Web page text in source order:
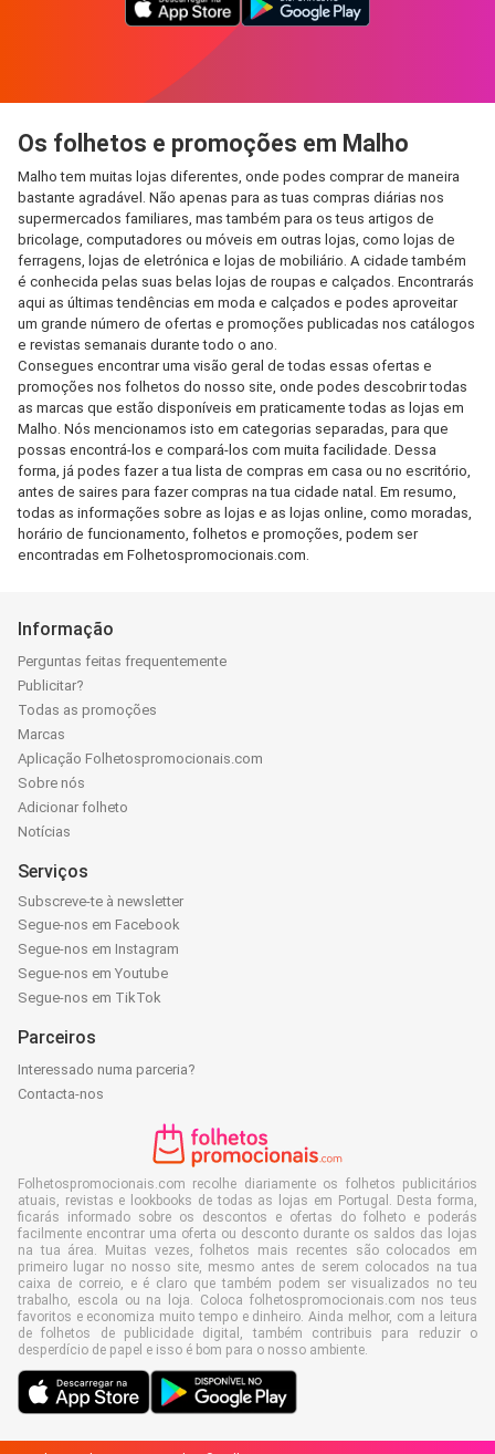
Os folhetos e promoções em Malho
Malho tem muitas lojas diferentes, onde podes comprar de maneira
bastante agradável. Não apenas para as tuas compras diárias nos
supermercados familiares, mas também para os teus artigos de
bricolage, computadores ou móveis em outras lojas, como lojas de
ferragens, lojas de eletrónica e lojas de mobiliário. A cidade também
é conhecida pelas suas belas lojas de roupas e calçados. Encontrarás
aqui as últimas tendências em moda e calçados e podes aproveitar
um grande número de ofertas e promoções publicadas nos catálogos
e revistas semanais durante todo o ano.
Consegues encontrar uma visão geral de todas essas ofertas e
promoções nos folhetos do nosso site, onde podes descobrir todas
as marcas que estão disponíveis em praticamente todas as lojas em
Malho. Nós mencionamos isto em categorias separadas, para que
possas encontrá-los e compará-los com muita facilidade. Dessa
forma, já podes fazer a tua lista de compras em casa ou no escritório,
antes de saires para fazer compras na tua cidade natal. Em resumo,
todas as informações sobre as lojas e as lojas online, como moradas,
horário de funcionamento, folhetos e promoções, podem ser
encontradas em Folhetospromocionais.com.
Informação
Perguntas feitas frequentemente
Publicitar?
Todas as promoções
Marcas
Aplicação Folhetospromocionais.com
Sobre nós
Adicionar folheto
Notícias
Serviços
Subscreve-te à newsletter
Segue-nos em Facebook
Segue-nos em Instagram
Segue-nos em Youtube
Segue-nos em TikTok
Parceiros
Interessado numa parceria?
Contacta-nos
Folhetospromocionais.com recolhe diariamente os folhetos publicitários
atuais, revistas e lookbooks de todas as lojas em Portugal. Desta forma,
ficarás informado sobre os descontos e ofertas do folheto e poderás
facilmente encontrar uma oferta ou desconto durante os saldos das lojas
na tua área. Muitas vezes, folhetos mais recentes são colocados em
primeiro lugar no nosso site, mesmo antes de serem colocados na tua
caixa de correio, e é claro que também podem ser visualizados no teu
trabalho, escola ou na loja. Coloca folhetospromocionais.com nos teus
favoritos e economiza muito tempo e dinheiro. Ainda melhor, com a leitura
de folhetos de publicidade digital, também contribuis para reduzir o
desperdício de papel e isso é bom para o nosso ambiente.